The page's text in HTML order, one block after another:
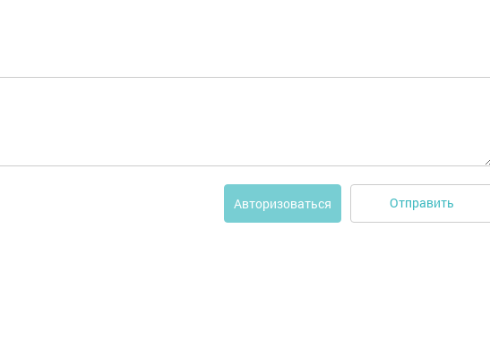
Авторизоваться Отправить